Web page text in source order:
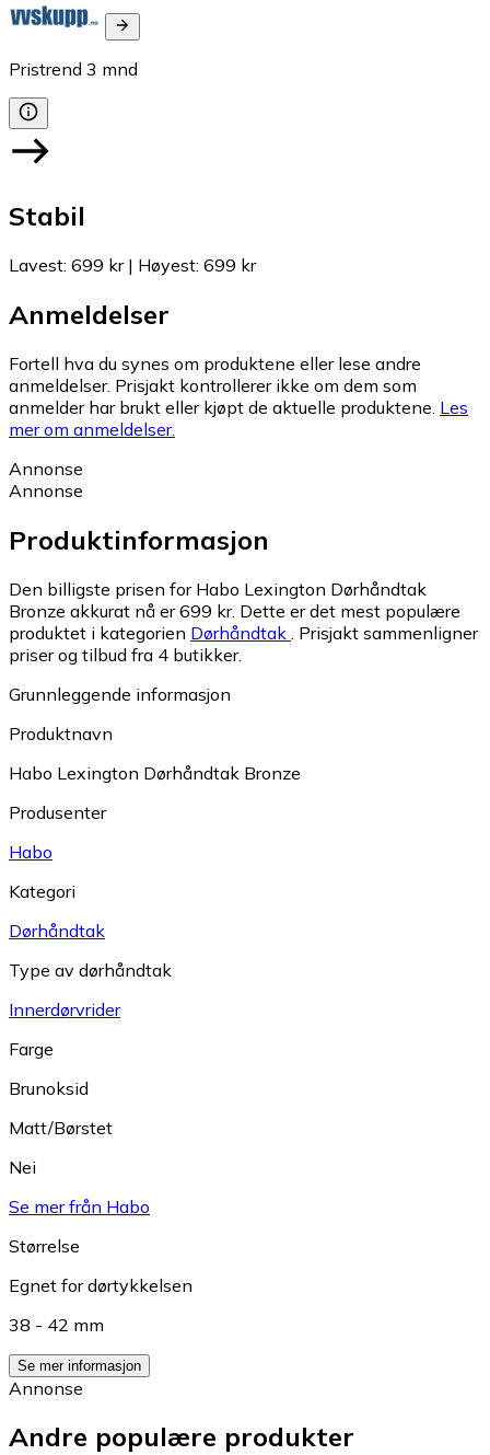
Pristrend 3 mnd
Stabil
Lavest: 699 kr| Høyest: 699 kr
Anmeldelser
Fortell hva du synes om produktene eller lese andre
anmeldelser. Prisjakt kontrollerer ikke om dem som
anmelder har brukt eller kjøpt de aktuelle produktene. Les
mer om anmeldelser.
Annonse
Annonse
Produktinformasjon
Den billigste prisen for Habo Lexington Dørhåndtak
Bronze akkurat nå er 699 kr. Dette er det mest populære
produktet i kategorien Dørhåndtak Prisjakt sammenligner
priser og tilbud fra 4 butikker.
Grunnleggende informasjon
Produktnavn
Habo Lexington Dørhåndtak Bronze
Produsenter
Habo
Kategori
Dørhåndtak
Type av dørhåndtak
Innerdørvrider
Farge
Brunoksid
Matt/Børstet
Nei
Se mer från Habo
Størrelse
Egnet for dørtykkelsen
38 - 42 mm
Se mer informasjon
Annonse
Andre populære produkter